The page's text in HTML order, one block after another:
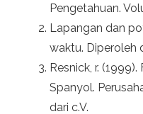
Pengetahuan.
Lapangan dan
waktu. Diperoleh
Resnick, r. (1999).
Spanyol.
dari c.V.